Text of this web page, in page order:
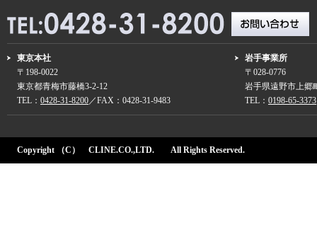
東京本社
〒198-0022
東京都青梅市藤橋3-2-12
TEL： 0428-31-8200／FAX：0428-31-9483
岩手事業所
〒028-0776
岩手県遠野市上郷
TEL： 0198-65-3373
Copyright （C） CLINE.CO.,LTD. All Rights Reserved.